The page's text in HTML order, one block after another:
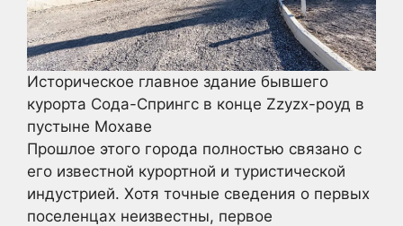
Историческое главное здание бывшего
курорта Сода-Спрингс в конце Zzyzx-роуд в
пустыне Мохаве
Прошлое этого города полностью связано с
его известной курортной и туристической
индустрией. Хотя точные сведения о первых
поселенцах неизвестны, первое